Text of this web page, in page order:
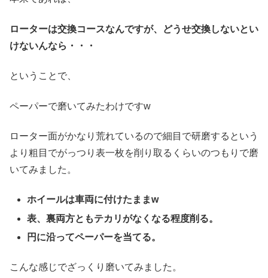
ローターは交換コースなんですが、どうせ交換しないとい
けないんなら・・・
ということで、
ペーパーで磨いてみたわけですw
ローター面がかなり荒れているので細目で研磨するという
より粗目でがっつり表一枚を削り取るくらいのつもりで磨
いてみました。
ホイールは車両に付けたままw
表、裏両方ともテカリがなくなる程度削る。
円に沿ってペーパーを当てる。
こんな感じでざっくり磨いてみました。